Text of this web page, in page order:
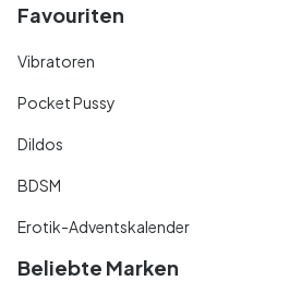
Favouriten
Vibratoren
Pocket Pussy
Dildos
BDSM
Erotik-Adventskalender
Beliebte Marken